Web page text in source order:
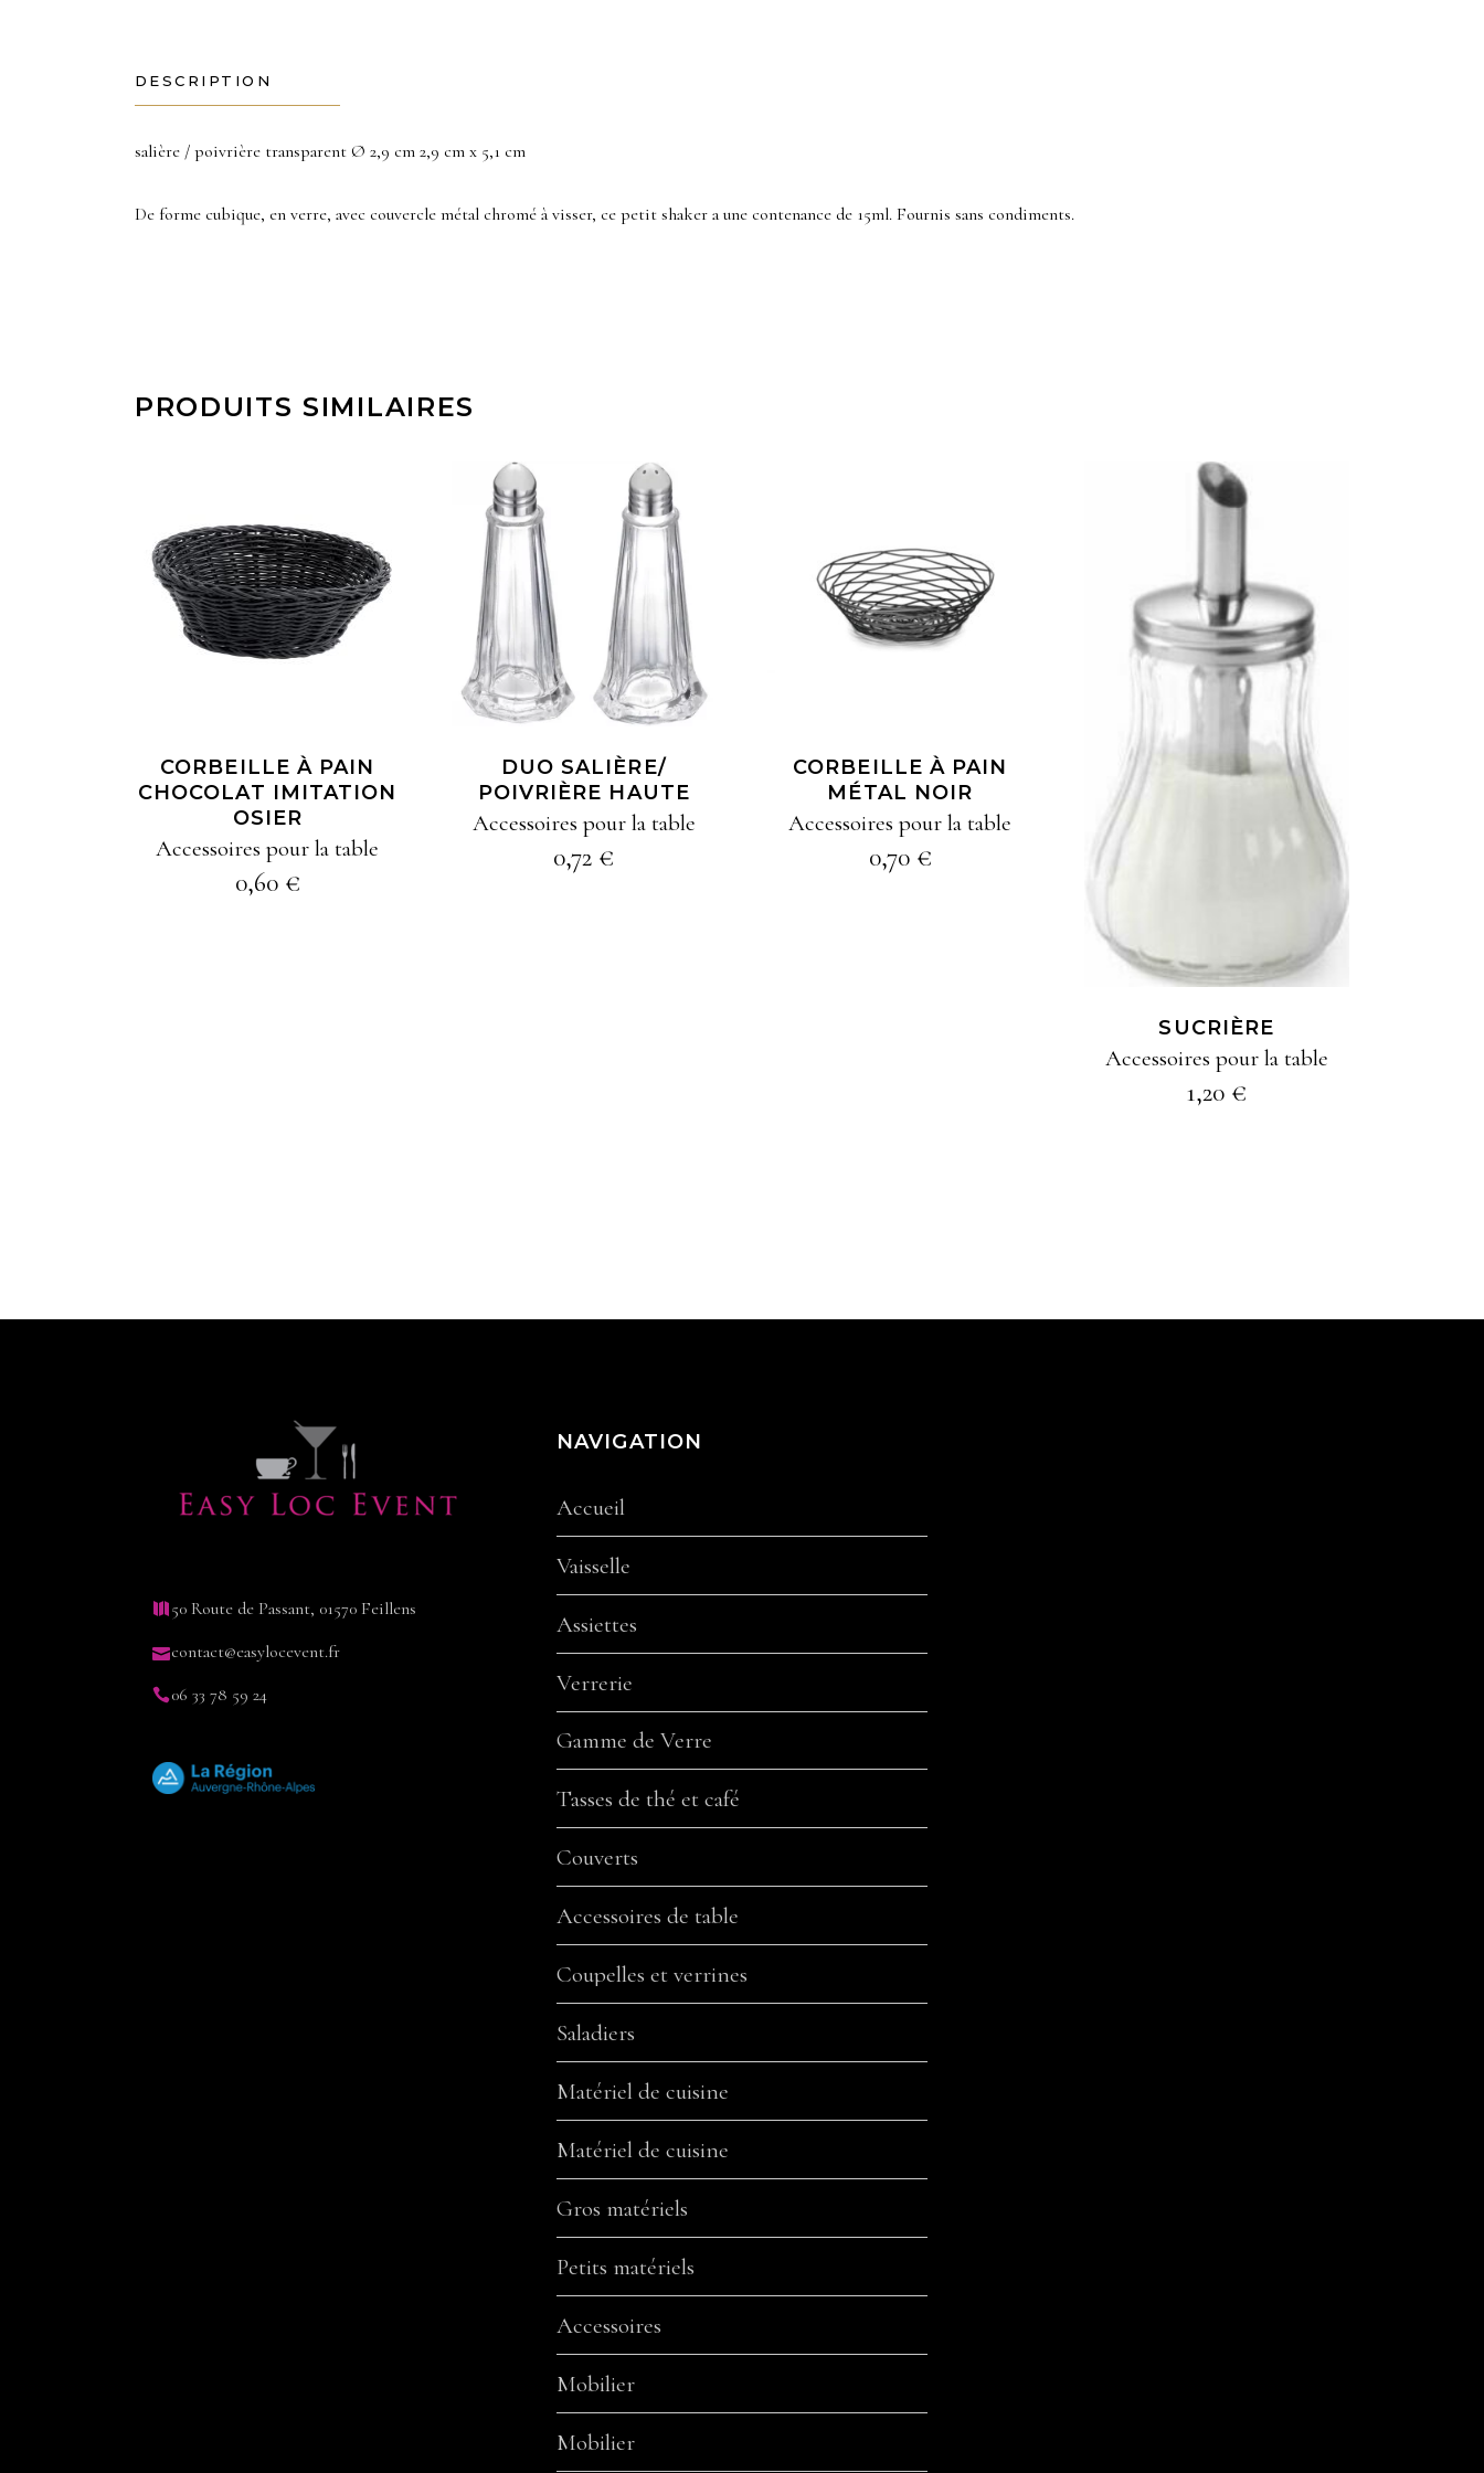
DESCRIPTION
salière / poivrière transparent Ø 2,9 cm 2,9 cm x 5,1 cm
De forme cubique, en verre, avec couvercle métal chromé à visser, ce petit shaker a une contenance de 15ml. Fournis sans condiments.
PRODUITS SIMILAIRES
AJOUTER À MA
SÉLECTION
CORBEILLE À PAIN
CHOCOLAT IMITATION
OSIER
Accessoires pour la table
0,60 €
AJOUTER À MA
SÉLECTION
DUO SALIÈRE/
POIVRIÈRE HAUTE
Accessoires pour la table
0,72 €
AJOUTER À MA
SÉLECTION
CORBEILLE À PAIN
MÉTAL NOIR
Accessoires pour la table
0,70 €
AJOUTER À MA
SÉLECTION
SUCRIÈRE
Accessoires pour la table
1,20 €
50 Route de Passant, 01570 Feillens
contact@easylocevent.fr
06 33 78 59 24
NAVIGATION
Accueil
Vaisselle
Assiettes
Verrerie
Gamme de Verre
Tasses de thé et café
Couverts
Accessoires de table
Coupelles et verrines
Saladiers
Matériel de cuisine
Matériel de cuisine
Gros matériels
Petits matériels
Accessoires
Mobilier
Mobilier